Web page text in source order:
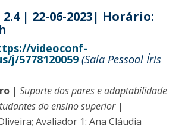
2.4 | 22-06-2023| Horário:
videoconf-
j/5778120059 (Sala Pessoal Íris
| Suporte dos pares e adaptabilidade
do ensino superior|
Avaliador 1: Ana Cláudia